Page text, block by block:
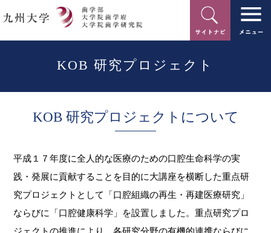
九州大学 歯学研究院 歯学府 歯
サイトナ
KOB 研究プロジェクト
KOB 研究プロジェクトについて
平成１７年度に全人的な医療のための口腔生命科学の実
践・発展に貢献することを目的に大講座を横断した重点研
究プロジェクトとして「口腔組織の再生・再建医療研究」
ならびに「口腔健康科学」を設置しました。重点研究プロ
ジェクトの推進により、各研究分野の有機的連携ならびに